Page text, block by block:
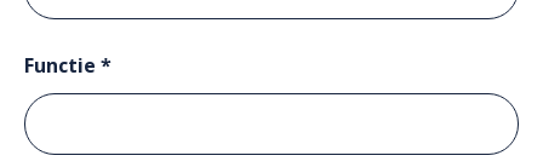
Functie *